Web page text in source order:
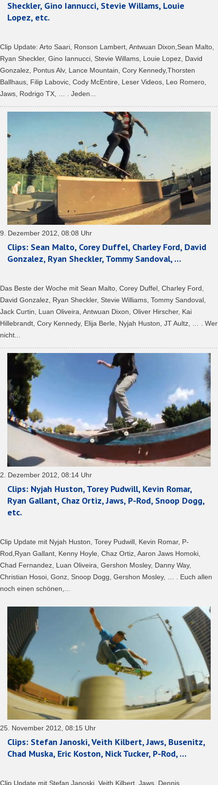
Sheckler, Gino Iannucci, Stevie Willams, Louie
Lopez, etc.
Clip Update: Arto Saari, Ronson Lambert, Antwuan Dixon,Sean Malto,
Ryan Sheckler, Gino Iannucci, Stevie Willams, Louie Lopez, David
Gonzalez, Pontus Alv, Lance Mountain, Cory Kennedy,Thorsten
Ballhaus, Filip Labovic, Cody McEntire, Leser Videos, Leo Romero,
Jaws, Rodrigo TX, … . Jeden...
9. Dezember 2012, 08:08 Uhr
Clips: Sean Malto, Corey Duffel, Charley Ford, David
Gonzalez, Ryan Sheckler, Tommy Sandoval, …
Das Beste der Woche mit Sean Malto, Corey Duffel, Charley Ford,
David Gonzalez, Ryan Sheckler, Stevie Williams, Tommy Sandoval,
Jack Curtin, Luan Oliveira, Antwuan Dixon, Oliver Hirscher, Kai
Hillebrandt, Cory Kennedy, Elija Berle, Nyjah Huston, JT Aultz, … . Wer
nicht...
2. Dezember 2012, 08:14 Uhr
Clips: Nyjah Huston, Torey Pudwill, Kevin Romar,
Ryan Gallant, Chaz Ortiz, Jaws, P-Rod, Snoop Dogg,
etc.
Clip Update mit Nyjah Huston, Torey Pudwill, Kevin Romar, P-
Rod,Ryan Gallant, Kenny Hoyle, Chaz Ortiz, Aaron Jaws Homoki,
Chad Fernandez, Luan Oliveira, Gershon Mosley, Danny Way,
Christian Hosoi, Gonz, Snoop Dogg, Gershon Mosley, … . Euch allen
noch einen schönen,...
25. November 2012, 08:15 Uhr
Clips: Stefan Janoski, Veith Kilbert, Jaws, Busenitz,
Chad Muska, Eric Koston, Nick Tucker, P-Rod, …
Clip Update mit Stefan Janoski, Veith Kilbert, Jaws, Dennis